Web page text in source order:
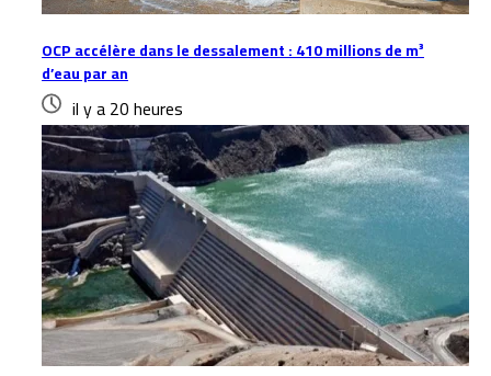
OCP accélère dans le dessalement : 410 millions de m³
d’eau par an
il y a 20 heures